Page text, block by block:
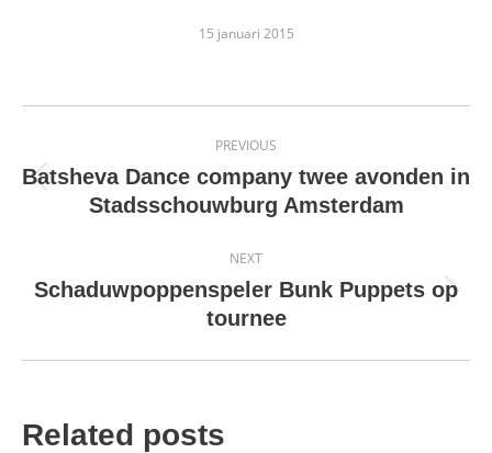
15 januari 2015
navigation
PREVIOUS
Previous
post:
Batsheva Dance company twee avonden in
Stadsschouwburg Amsterdam
NEXT
Next
post:
Schaduwpoppenspeler Bunk Puppets op
tournee
Related posts